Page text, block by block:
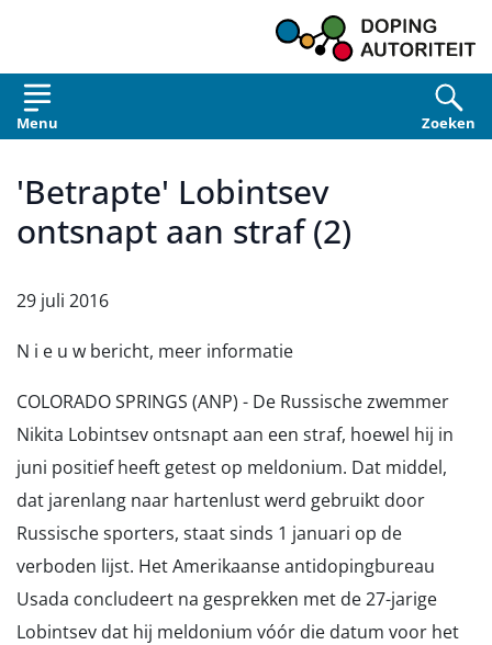
Menu Zoeken
'Betrapte' Lobintsev
ontsnapt aan straf (2)
29 juli 2016
N i e u w bericht, meer informatie
COLORADO SPRINGS (ANP) - De Russische zwemmer
Nikita Lobintsev ontsnapt aan een straf, hoewel hij in
juni positief heeft getest op meldonium. Dat middel,
dat jarenlang naar hartenlust werd gebruikt door
Russische sporters, staat sinds 1 januari op de
verboden lijst. Het Amerikaanse antidopingbureau
Usada concludeert na gesprekken met de 27-jarige
Lobintsev dat hij meldonium vóór die datum voor het